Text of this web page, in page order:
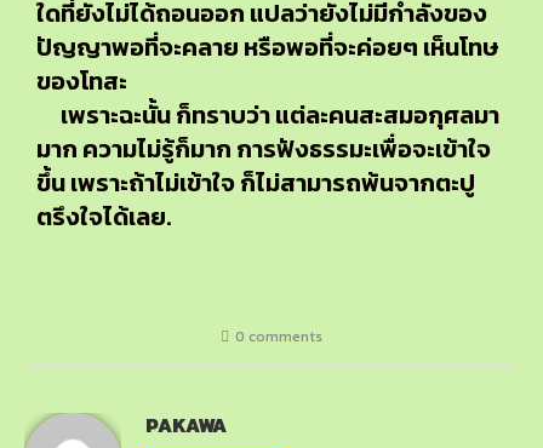
ใดที่ยังไม่ได้ถอนออก แปลว่ายังไม่มีกำลังของ
ปัญญาพอที่จะคลาย หรือพอที่จะค่อยๆ เห็นโทษ
ของโทสะ
เพราะฉะนั้น ก็ทราบว่า แต่ละคนสะสมอกุศลมา
มาก ความไม่รู้ก็มาก การฟังธรรมะเพื่อจะเข้าใจ
ขึ้น เพราะถ้าไม่เข้าใจ ก็ไม่สามารถพ้นจากตะปู
ตรึงใจได้เลย.
0 comments
PAKAWA